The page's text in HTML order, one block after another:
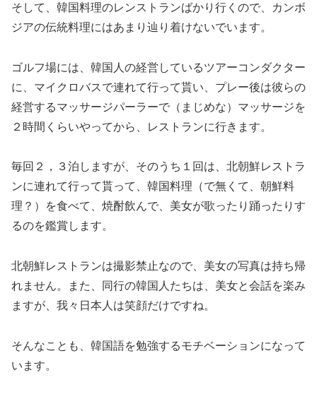
そして、韓国料理のレンストランばかり行くので、カンボ
ジアの伝統料理にはあまり辿り着けないでいます。
ゴルフ場には、韓国人の経営しているツアーコンダクター
に、マイクロバスで連れて行って貰い、プレー後は彼らの
経営するマッサージパーラーで（まじめな）マッサージを
２時間くらいやってから、レストランに行きます。
毎回２，３泊しますが、そのうち１回は、北朝鮮レストラ
ンに連れて行って貰って、韓国料理（で無くて、朝鮮料
理？）を食べて、焼酎飲んで、美女が歌ったり踊ったりす
るのを鑑賞します。
北朝鮮レストランは撮影禁止なので、美女の写真は持ち帰
れません。また、同行の韓国人たちは、美女と会話を楽み
ますが、我々日本人は笑顔だけですね。
そんなことも、韓国語を勉強するモチベーションになって
います。